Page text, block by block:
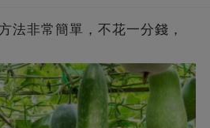
法非常簡單，不花一分錢，